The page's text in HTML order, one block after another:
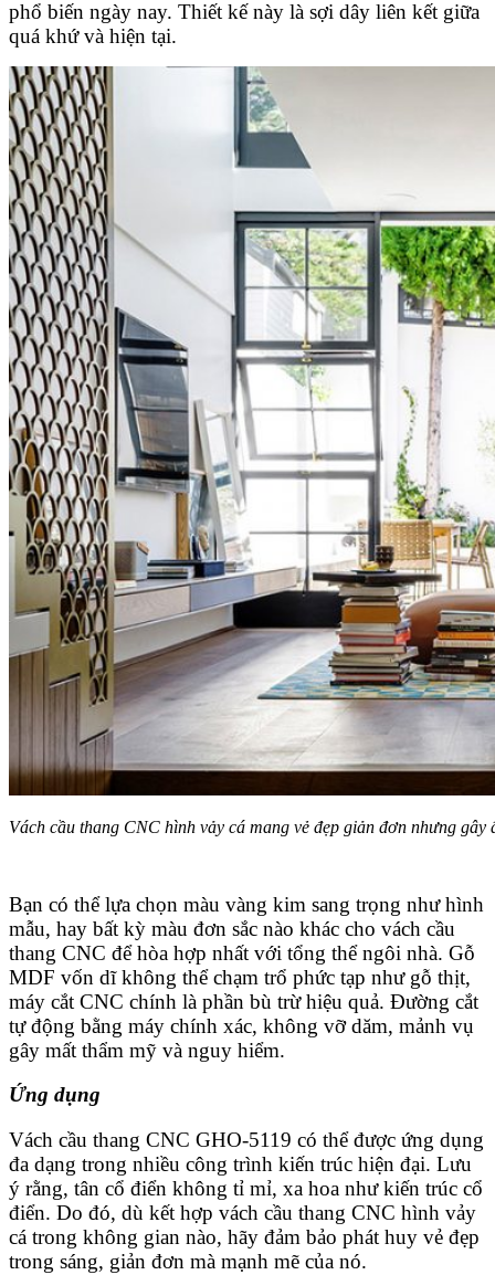
phổ biến ngày nay. Thiết kế này là sợi dây liên kết giữa
quá khứ và hiện tại.
Vách cầu thang CNC hình vảy cá mang vẻ đẹp giản đơn nhưng gây
Bạn có thể lựa chọn màu vàng kim sang trọng như hình
mẫu, hay bất kỳ màu đơn sắc nào khác cho vách cầu
thang CNC để hòa hợp nhất với tổng thể ngôi nhà. Gỗ
MDF vốn dĩ không thể chạm trổ phức tạp như gỗ thịt,
máy cắt CNC chính là phần bù trừ hiệu quả. Đường cắt
tự động bằng máy chính xác, không vỡ dăm, mảnh vụ
gây mất thẩm mỹ và nguy hiểm.
Ứng dụng
Vách cầu thang CNC GHO-5119 có thể được ứng dụng
đa dạng trong nhiều công trình kiến trúc hiện đại. Lưu
ý rằng, tân cổ điển không tỉ mỉ, xa hoa như kiến trúc cổ
điển. Do đó, dù kết hợp vách cầu thang CNC hình vảy
cá trong không gian nào, hãy đảm bảo phát huy vẻ đẹp
trong sáng, giản đơn mà mạnh mẽ của nó.